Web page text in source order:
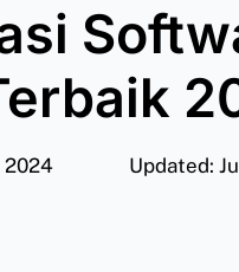
2024 Updated: